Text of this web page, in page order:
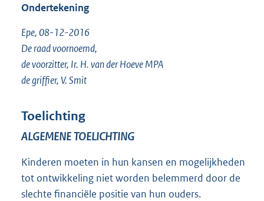
Ondertekening
Epe, 08-12-2016
De raad voornoemd,
de voorzitter, Ir. H. van der Hoeve MPA
de griffier, V. Smit
Toelichting
ALGEMENE TOELICHTING
Kinderen moeten in hun kansen en mogelijkheden
tot ontwikkeling niet worden belemmerd door de
slechte financiële positie van hun ouders.